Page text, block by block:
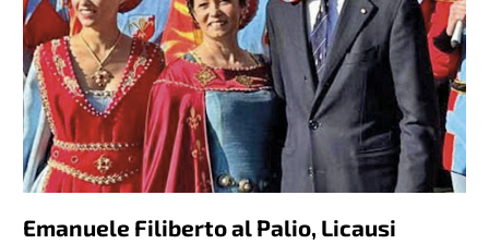
Emanuele Filiberto al Palio, Licausi